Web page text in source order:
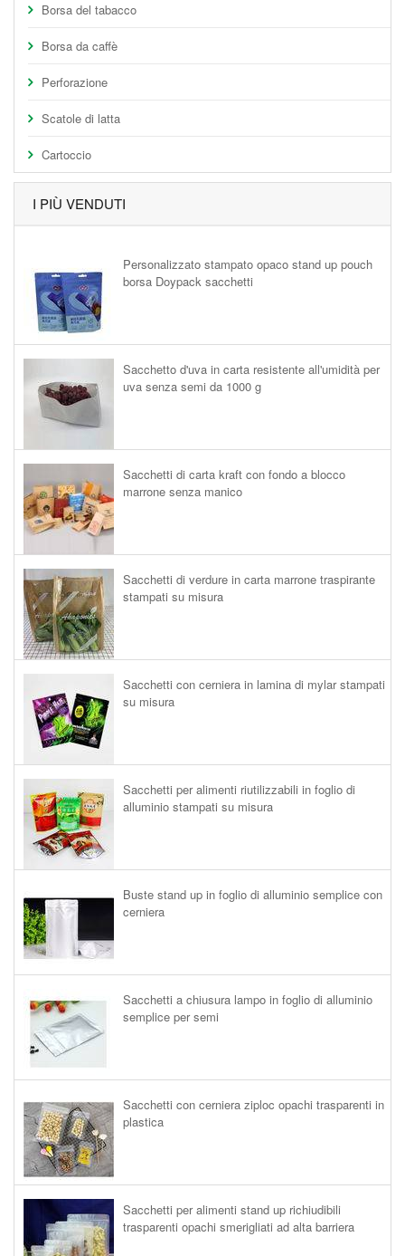
Borsa del tabacco
Borsa da caffè
Perforazione
Scatole di latta
Cartoccio
I PIÙ VENDUTI
Personalizzato stampato opaco stand up pouch
borsa Doypack sacchetti
Sacchetto d'uva in carta resistente all'umidità per
uva senza semi da 1000 g
Sacchetti di carta kraft con fondo a blocco
marrone senza manico
Sacchetti di verdure in carta marrone traspirante
stampati su misura
Sacchetti con cerniera in lamina di mylar stampati
su misura
Sacchetti per alimenti riutilizzabili in foglio di
alluminio stampati su misura
Buste stand up in foglio di alluminio semplice con
cerniera
Sacchetti a chiusura lampo in foglio di alluminio
semplice per semi
Sacchetti con cerniera ziploc opachi trasparenti in
plastica
Sacchetti per alimenti stand up richiudibili
trasparenti opachi smerigliati ad alta barriera